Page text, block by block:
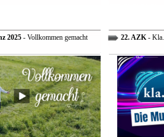
2025- Vollkommen gemacht 22. AZK-